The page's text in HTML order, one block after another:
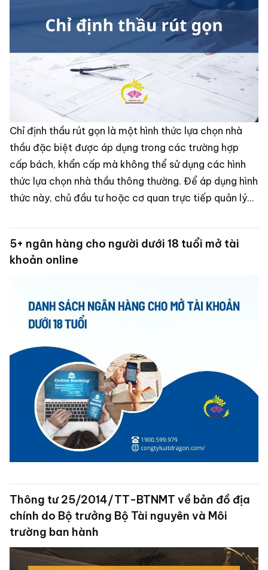
Chỉ định thầu rút gọn là một hình thức lựa chọn nhà
thầu đặc biệt được áp dụng trong các trường hợp
cấp bách, khẩn cấp mà không thể sử dụng các hình
thức lựa chọn nhà thầu thông thường. Để áp dụng hình
thức này, chủ đầu tư hoặc cơ quan trực tiếp quản lý
hạn mức, quy trình và hồ sơ chỉ định thầu rút gọn theo
Luật Đấu thầu và các văn bản hướng dẫn thi hành.
5+ ngân hàng cho người dưới 18 tuổi mở tài
khoản online
Thông tư 25/2014/TT-BTNMT về bản đồ địa
chính do Bộ trưởng Bộ Tài nguyên và Môi
trường ban hành